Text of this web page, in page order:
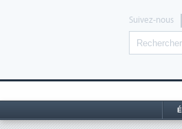
Suivez-nous